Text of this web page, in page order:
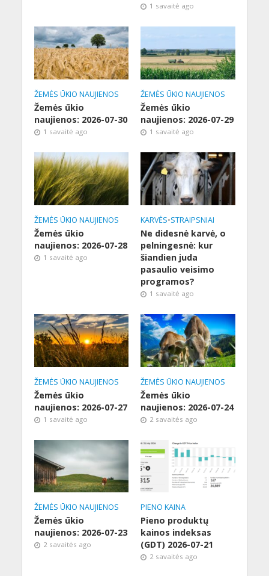
1 savaitė ago
ŽEMĖS ŪKIO NAUJIENOS
Žemės ūkio
naujienos: 2026-07-30
1 savaitė ago
ŽEMĖS ŪKIO NAUJIENOS
Žemės ūkio
naujienos: 2026-07-29
1 savaitė ago
ŽEMĖS ŪKIO NAUJIENOS
Žemės ūkio
naujienos: 2026-07-28
1 savaitė ago
KARVĖS•STRAIPSNIAI
Ne didesnė karvė, o
pelningesnė: kur
šiandien juda
pasaulio veisimo
programos?
1 savaitė ago
ŽEMĖS ŪKIO NAUJIENOS
Žemės ūkio
naujienos: 2026-07-27
1 savaitė ago
ŽEMĖS ŪKIO NAUJIENOS
Žemės ūkio
naujienos: 2026-07-24
2 savaitės ago
ŽEMĖS ŪKIO NAUJIENOS
Žemės ūkio
naujienos: 2026-07-23
2 savaitės ago
PIENO KAINA
Pieno produktų
kainos indeksas
(GDT) 2026-07-21
2 savaitės ago